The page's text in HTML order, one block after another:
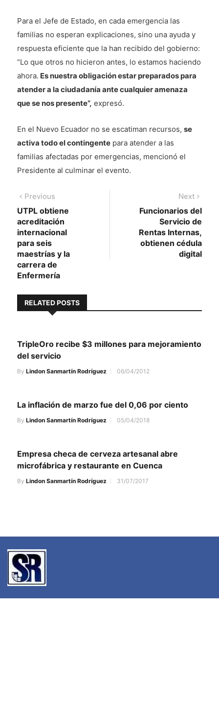
Para el Jefe de Estado, en cada emergencia las
familias no esperan explicaciones, sino una ayuda y
respuesta eficiente que la han recibido del gobierno:
“Lo que otros no hicieron antes, lo estamos haciendo
ahora. Es nuestra obligación estar preparados para
atender a la ciudadanía ante cualquier amenaza
que se nos presente”, expresó.
En el Nuevo Ecuador no se escatiman recursos, se
activa todo el contingente para atender a las
familias afectadas por emergencias, mencionó el
Presidente al culminar el evento.
Navegación
de
entradas
Previous
post:
UTPL obtiene
acreditación
internacional
para seis
maestrías y la
carrera de
Enfermería
Next
post:
Funcionarios del
Servicio de
Rentas Internas,
obtienen cédula
digital
RELATED POSTS
TripleOro recibe $3 millones para mejoramiento
del servicio
By Lindon Sanmartín Rodríguez 06/04/2012
La inflación de marzo fue del 0,06 por ciento
By Lindon Sanmartín Rodríguez 05/04/2018
Empresa checa de cerveza artesanal abre
microfábrica y restaurante en Cuenca
By Lindon Sanmartín Rodríguez 31/07/2017